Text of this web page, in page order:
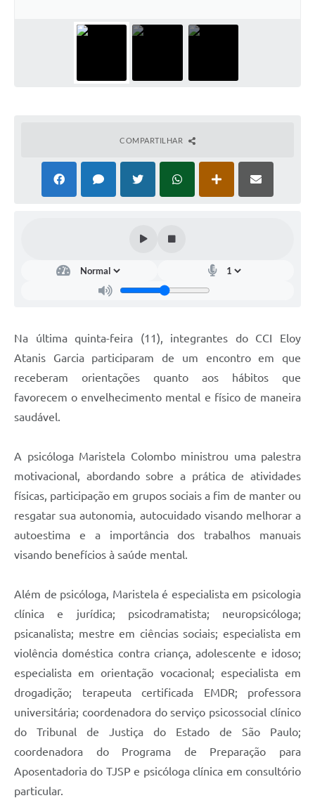
COMPARTILHAR
Na última quinta-feira (11), integrantes do CCI Eloy
Atanis Garcia participaram de um encontro em que
receberam orientações quanto aos hábitos que
favorecem o envelhecimento mental e físico de maneira
saudável.
A psicóloga Maristela Colombo ministrou uma palestra
motivacional, abordando sobre a prática de atividades
físicas, participação em grupos sociais a fim de manter ou
resgatar sua autonomia, autocuidado visando melhorar a
autoestima e a importância dos trabalhos manuais
visando benefícios à saúde mental.
Além de psicóloga, Maristela é especialista em psicologia
clínica e jurídica; psicodramatista; neuropsicóloga;
psicanalista; mestre em ciências sociais; especialista em
violência doméstica contra criança, adolescente e idoso;
especialista em orientação vocacional; especialista em
drogadição; terapeuta certificada EMDR; professora
universitária; coordenadora do serviço psicossocial clínico
do Tribunal de Justiça do Estado de São Paulo;
coordenadora do Programa de Preparação para
Aposentadoria do TJSP e psicóloga clínica em consultório
particular.